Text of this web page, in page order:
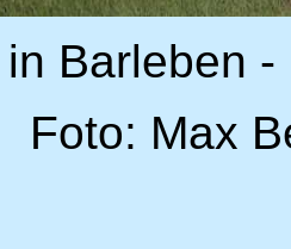
Barleben
Foto: Max